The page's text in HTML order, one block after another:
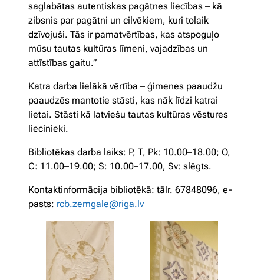
saglabātas autentiskas pagātnes liecības – kā
zibsnis par pagātni un cilvēkiem, kuri tolaik
dzīvojuši. Tās ir pamatvērtības, kas atspoguļo
mūsu tautas kultūras līmeni, vajadzības un
attīstības gaitu.”
Katra darba lielākā vērtība – ģimenes paaudžu
paaudzēs mantotie stāsti, kas nāk līdzi katrai
lietai. Stāsti kā latviešu tautas kultūras vēstures
liecinieki.
Bibliotēkas darba laiks: P, T, Pk: 10.00–18.00; O,
C: 11.00–19.00; S: 10.00–17.00, Sv: slēgts.
Kontaktinformācija bibliotēkā: tālr. 67848096, e-
pasts: rcb.zemgale@riga.lv